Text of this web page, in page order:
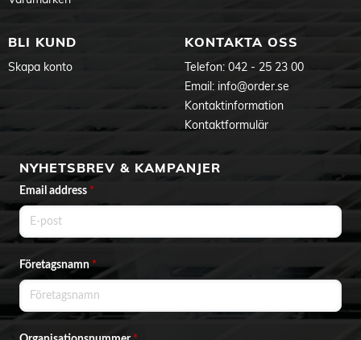
BLI KUND
Skapa konto
KONTAKTA OSS
Telefon: 042 - 25 23 00
Email: info@order.se
Kontaktinformation
Kontaktformulär
NYHETSBREV & KAMPANJER
Email address *
Företagsnamn*